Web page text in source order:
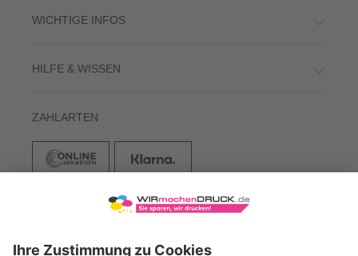
WICHTIGE INFOS
HILFE & WISSEN
ZAHLARTEN